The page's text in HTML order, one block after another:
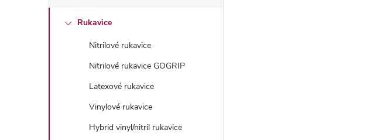
Rukavice
Nitrilové rukavice
Nitrilové rukavice GOGRIP
Latexové rukavice
Vinylové rukavice
Hybrid vinyl/nitril rukavice